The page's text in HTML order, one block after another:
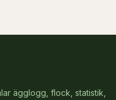
ägglogg, flock, statistik,